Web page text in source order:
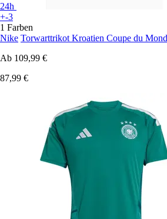
24h
+-3
1 Farben
Nike Torwarttrikot Kroatien Coupe du
Ab 109,99 €
87,99 €